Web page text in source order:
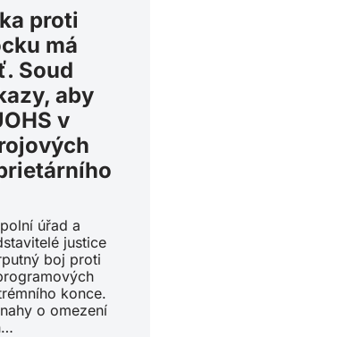
proti
má
Soud
aby
v
úřad a
justice
boj proti
konce.
o omezení